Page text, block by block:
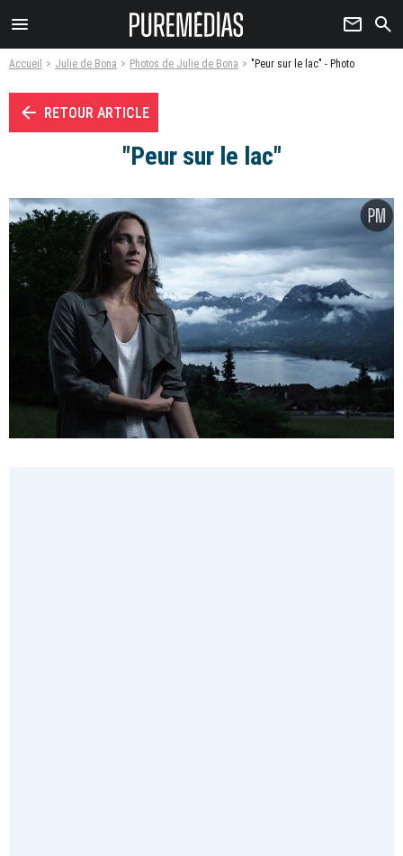
menu newsletter search
Accueil Julie de Bona Photos de Julie de Bona "Peur sur le lac" - Photo
arrow_left RETOUR ARTICLE
"Peur sur le lac"